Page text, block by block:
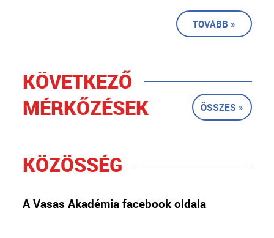
TOVÁBB »
KÖVETKEZŐ
MÉRKŐZÉSEK
ÖSSZES »
KÖZÖSSÉG
A Vasas Akadémia facebook oldala